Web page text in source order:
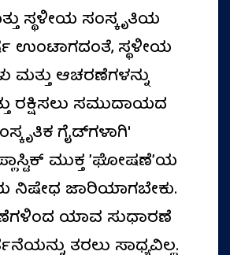
ಸ್ಥಳೀಯ ಸಂಸ್ಕೃತಿಯ
ಉಂಟಾಗದಂತೆ, ಸ್ಥಳೀಯ
ಮತ್ತು ಆಚರಣೆಗಳನ್ನು
ರಕ್ಷಿಸಲು ಸಮುದಾಯದ
ಗೈಡ್‌ಗಳಾಗಿ'
ಮುಕ್ತ ’ಘೋಷಣೆ’ಯ
ನಿಷೇಧ ಜಾರಿಯಾಗಬೇಕು.
ಯಾವ ಸುಧಾರಣೆ
ತರಲು ಸಾಧ್ಯವಿಲ್ಲ.